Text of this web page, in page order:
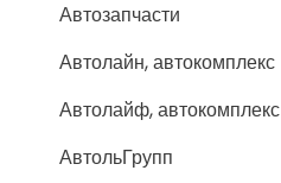
Автозапчасти
Автолайн, автокомплекс
Автолайф, автокомплекс
АвтольГрупп